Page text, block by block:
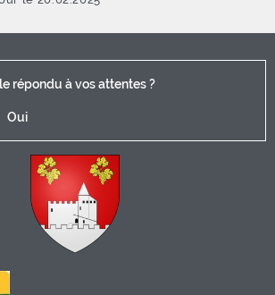
répondu à vos attentes ?
Oui